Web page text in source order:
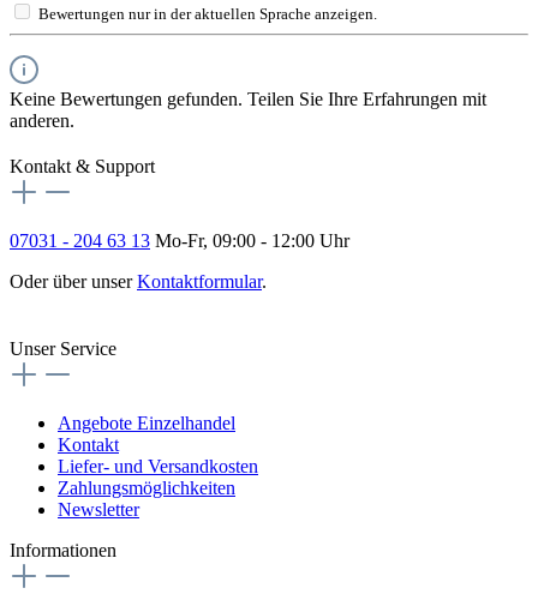
Bewertungen nur in der aktuellen Sprache anzeigen.
Keine Bewertungen gefunden. Teilen Sie Ihre Erfahrungen mit
anderen.
Kontakt & Support
07031 - 204 63 13 Mo-Fr, 09:00 - 12:00 Uhr
Oder über unserKontaktformular.
Unser Service
Angebote Einzelhandel
Kontakt
Liefer- und Versandkosten
Zahlungsmöglichkeiten
Newsletter
Informationen